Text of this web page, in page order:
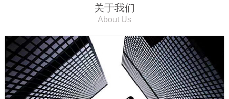
关于我们
About Us